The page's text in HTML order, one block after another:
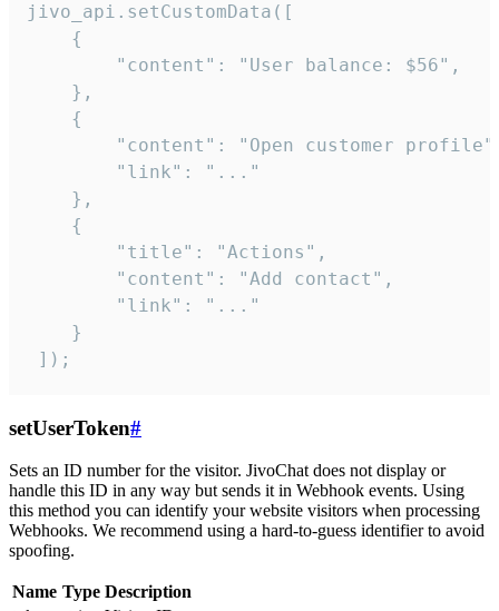
jivo_api.setCustomData([
    {
        "content": "User balance: $56",
    },
    {
"content": "Open customer
        "link": "..."
    },
    {
        "title": "Actions",
        "content": "Add contact",
        "link": "..."
    }
]);
setUserToken#
Sets an ID number for the visitor. JivoChat does not display or
handle this ID in any way but sends it in Webhook events. Using
this method you can identify your website visitors when processing
Webhooks. We recommend using a hard-to-guess identifier to avoid
spoofing.
Name Type Description